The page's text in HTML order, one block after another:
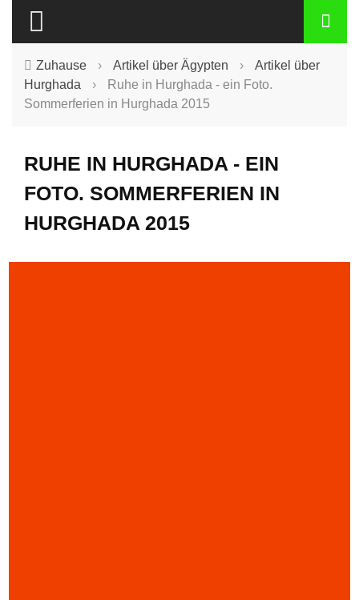
Zuhause › Artikel über Ägypten ›
Artikel über
Hurghada
›
Ruhe in Hurghada - ein Foto.
Sommerferien in Hurghada 2015
RUHE IN HURGHADA - EIN
FOTO. SOMMERFERIEN IN
HURGHADA 2015